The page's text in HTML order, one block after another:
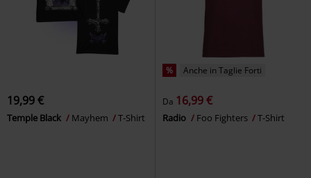
19,99 €
Temple Black Mayhem T-Shirt
% Anche in Taglie Forti
Da 16,99 €
Radio Foo Fighters T-Shirt